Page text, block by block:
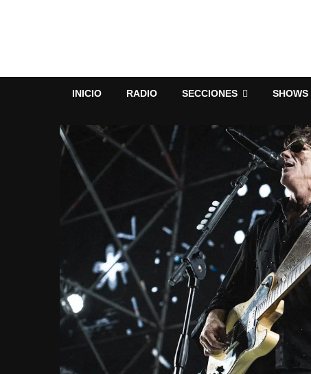
INICIO RADIO SECCIONES SHOWS